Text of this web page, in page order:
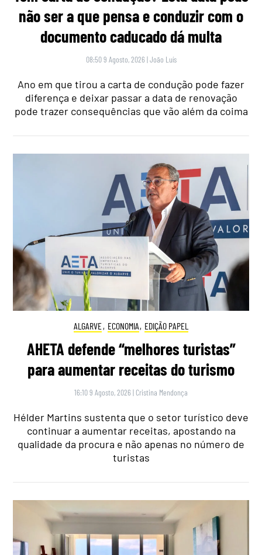
não ser a que pensa e conduzir com o
documento caducado dá multa
08:50 9 Agosto, 2026 |João Luís
Ano em que tirou a carta de condução pode fazer
diferença e deixar passar a data de renovação
pode trazer consequências que vão além da coima
ALGARVE, ECONOMIA, EDIÇÃO PAPEL
AHETA defende “melhores turistas”
para aumentar receitas do turismo
16:10 9 Agosto, 2026 | Cristina Mendonça
Hélder Martins sustenta que o setor turístico deve
continuar a aumentar receitas, apostando na
qualidade da procura e não apenas no número de
turistas